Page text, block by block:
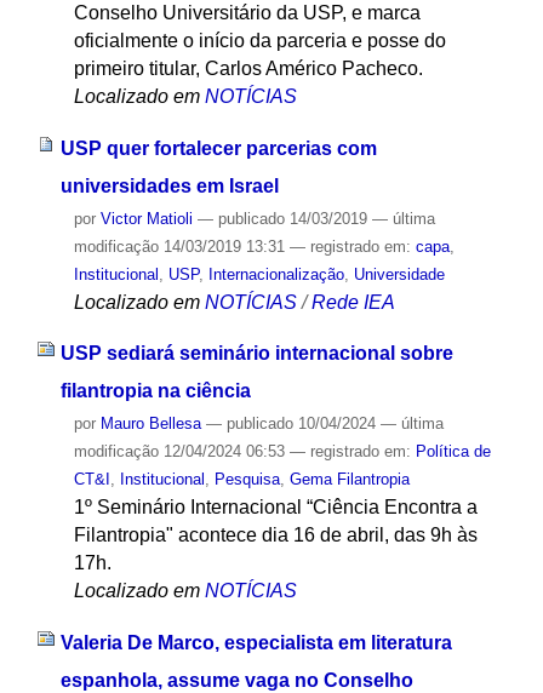
Conselho Universitário da USP, e marca
oficialmente o início da parceria e posse do
primeiro titular, Carlos Américo Pacheco.
Localizado em NOTÍCIAS
USP quer fortalecer parcerias com
universidades em Israel
por Victor Matioli — publicado14/03/2019 — última
modificação14/03/2019 13:31 — registrado em: capa,
Institucional
USP, Internacionalização, Universidade
Localizado em NOTÍCIAS /Rede IEA
USP sediará seminário internacional sobre
filantropia na ciência
por Mauro Bellesa — publicado10/04/2024 — última
modificação12/04/2024 06:53 — registrado em: Política de
CT&I , Institucional , Pesquisa, Gema Filantropia
1º Seminário Internacional “Ciência Encontra a
Filantropia" acontece dia 16 de abril, das 9h às
17h.
Localizado em NOTÍCIAS
Valeria De Marco, especialista em literatura
espanhola, assume vaga no Conselho